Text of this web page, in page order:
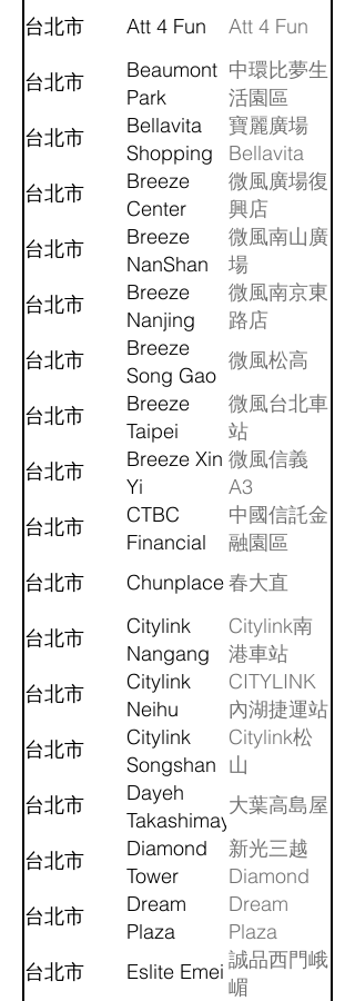
台北市
Att 4 Fun Att 4 Fun
台北市
Beaumont
Park
中環比夢生
活園區
台北市
Bellavita
Shopping
Center
寶麗廣場
Bellavita
台北市
Breeze
Center
微風廣場復
興店
台北市
Breeze
NanShan
微風南山廣
場
台北市
Breeze
Nanjing
微風南京東
路店
台北市
Breeze
Song Gao
微風松高
台北市
Breeze
Taipei
Station
微風台北車
站
台北市
Breeze Xin
Yi
微風信義
A3
台北市
CTBC
Financial
Park
中國信託金
融園區
台北市
Chunplace春大直
台北市
Citylink
Nangang
Station
Citylink南
港車站
台北市
Citylink
Neihu
CITYLINK
內湖捷運站
台北市
Citylink
Songshan
Citylink松
山
台北市
Dayeh
Takashimaya
大葉高島屋
台北市
Diamond
Tower
新光三越
Diamond
Tower
台北市
Dream
Plaza
Dream
Plaza
台北市
Eslite Emei 誠品西門峨
嵋